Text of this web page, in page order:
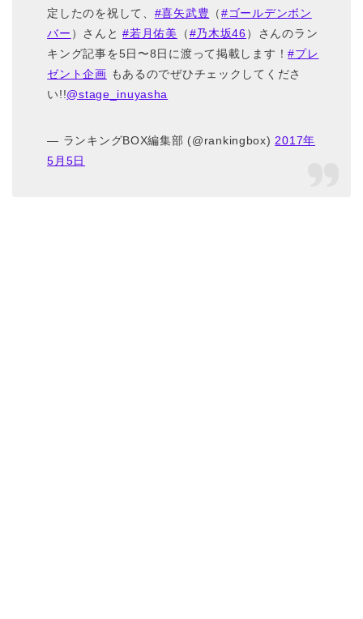
定したのを祝して、 #喜矢武豊 （#ゴールデンボン
バー ）さんと#若月佑美 （#乃木坂46）さんのラン
キング記事を5日〜8日に渡って掲載します！#プレ
ゼント企画 もあるのでぜひチェックしてくださ
い!!@stage_inuyasha
— ランキングBOX編集部 (@rankingbox)2017年
5月5日